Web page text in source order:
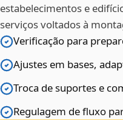
estabelecimentos e
serviços voltados à
Verificação para
Ajustes em bases,
Troca de suportes e
Regulagem de fluxo